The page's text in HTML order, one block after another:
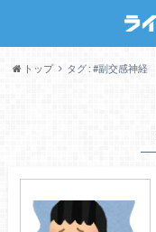
トップ タグ : #副交感神経